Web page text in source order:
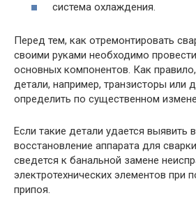
система охлаждения.
Перед тем, как отремонтировать
своими руками необходимо
основных компонентов. Как
детали, например, транзисторы или
определить по существенном
Если такие детали удается выявить
восстановление аппарата для
сведется к банальной замене
электротехнических элементов при
припоя.